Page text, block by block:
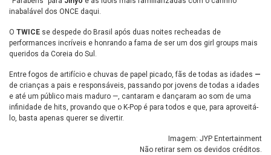
inabalável dos ONCE daqui.
O TWICE se despede do Brasil após duas noites recheadas de
performances incríveis e honrando a fama de ser um dos girl groups mais
queridos da Coreia do Sul.
Entre fogos de artifício e chuvas de papel picado, fãs de todas as idades —
de crianças a pais e responsáveis, passando por jovens de todas a idades
e até um público mais maduro —, cantaram e dançaram ao som de uma
infinidade de hits, provando que o K-Pop é para todos e que, para aproveitá-
lo, basta apenas querer se divertir.
Imagem: JYP Entertainment
Não retirar sem os devidos créditos.